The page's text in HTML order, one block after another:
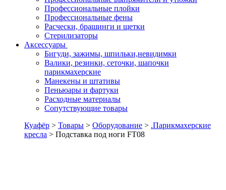
Профессиональные плойки
Профессиональные фены
Расчески, брашинги и щетки
Стерилизаторы
Аксессуары
Бигуди, зажимы, шпильки,невидимки
Валики, резинки, сеточки, шапочки
парикмахерские
Манекены и штативы
Пеньюары и фартуки
Расходные материалы
Сопутствующие товары
Куафёр > Товары > Оборудование > .Парикмахерские
кресла > Подставка под ноги FT08